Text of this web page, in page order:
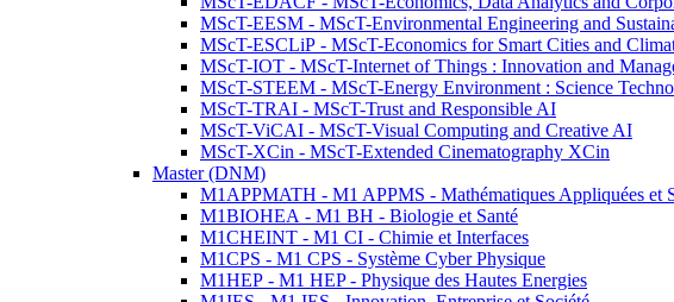
MScT-EESM - MScT-Environmental Engineering and
MScT-ESCLiP - MScT-Economics for Smart Cities and
MScT-IOT - MScT-Internet of Things : Innovation and
MScT-STEEM - MScT-Energy Environment : Science
MScT-TRAI - MScT-Trust and Responsible AI
MScT-ViCAI - MScT-Visual Computing and Creative AI
MScT-XCin - MScT-Extended Cinematography XCin
Master (DNM)
M1APPMATH - M1 APPMS - Mathématiques Appliquées et
M1BIOHEA - M1 BH - Biologie et Santé
M1CHEINT - M1 CI - Chimie et Interfaces
M1CPS - M1 CPS - Système Cyber Physique
M1HEP - M1 HEP - Physique des Hautes Energies